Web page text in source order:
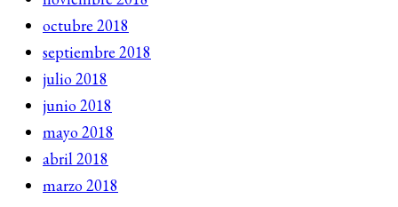
octubre 2018
septiembre 2018
julio 2018
junio 2018
mayo 2018
abril 2018
marzo 2018